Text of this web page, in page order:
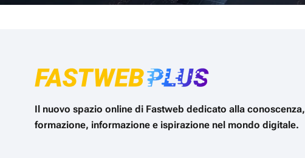
Il nuovo spazio online di Fastweb dedicato alla conoscenza,
formazione, informazione e ispirazione nel mondo digitale.